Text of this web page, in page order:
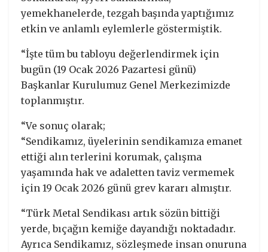
yemekhanelerde, tezgah başında yaptığımız
etkin ve anlamlı eylemlerle göstermiştik.
“İşte tüm bu tabloyu değerlendirmek için
bugün (19 Ocak 2026 Pazartesi günü)
Başkanlar Kurulumuz Genel Merkezimizde
toplanmıştır.
“Ve sonuç olarak;
“Sendikamız, üyelerinin sendikamıza emanet
ettiği alın terlerini korumak, çalışma
yaşamında hak ve adaletten taviz vermemek
için 19 Ocak 2026 günü grev kararı almıştır.
“Türk Metal Sendikası artık sözün bittiği
yerde, bıçağın kemiğe dayandığı noktadadır.
Ayrıca Sendikamız, sözleşmede insan onuruna